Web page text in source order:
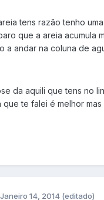
tens razão tenho
que a areia acumula
a andar na coluna de
da aquili que tens no
que te falei é melhor mas
Janeiro 14, 2014 (editado)